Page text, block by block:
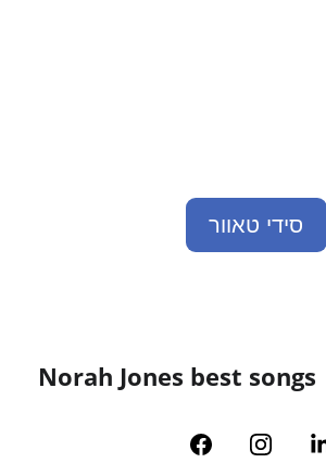
סידי טאוור